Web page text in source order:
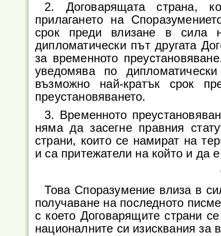
2. Договарящата страна,
прилагането на
срок преди влизане в сила
дипломатически път другата
за временното
уведомява по
възможно най-кратък срок
преустановяването.
3. Временното
няма да засегне правния
страни, които се намират на
и са притежатели на който и да
Това Споразумение влиза в
получаване на последното
с което Договарящите страни
националните си изисквания за